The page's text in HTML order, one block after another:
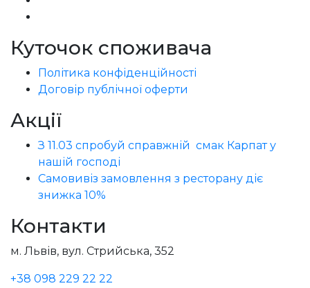
Куточок споживача
Політика конфіденційності
Договір публічної оферти
Акції
З 11.03 спробуй справжній смак Карпат у
нашій господі
Самовивіз замовлення з ресторану діє
знижка 10%
Контакти
м. Львів, вул. Стрийська, 352
+38 098 229 22 22